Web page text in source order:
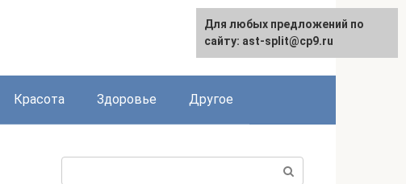
English
Красота Здоровье Другое
Для любых предложений по
сайту: ast-split@cp9.ru